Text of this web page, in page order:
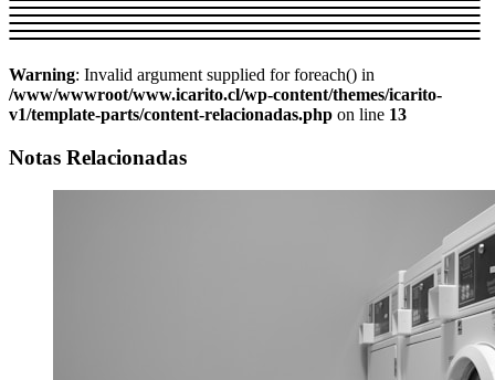
Warning: Invalid argument supplied for foreach() in
/www/wwwroot/www.icarito.cl/wp-content/themes/icarito-
v1/template-parts/content-relacionadas.php on line 13
Notas Relacionadas